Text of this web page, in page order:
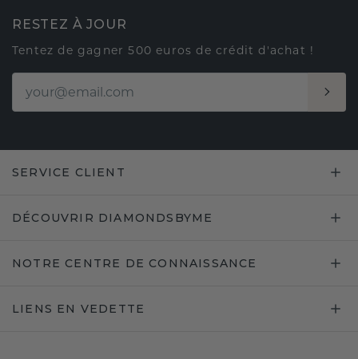
RESTEZ À JOUR
Tentez de gagner 500 euros de crédit d'achat !
SERVICE CLIENT
DÉCOUVRIR DIAMONDSBYME
NOTRE CENTRE DE CONNAISSANCE
LIENS EN VEDETTE